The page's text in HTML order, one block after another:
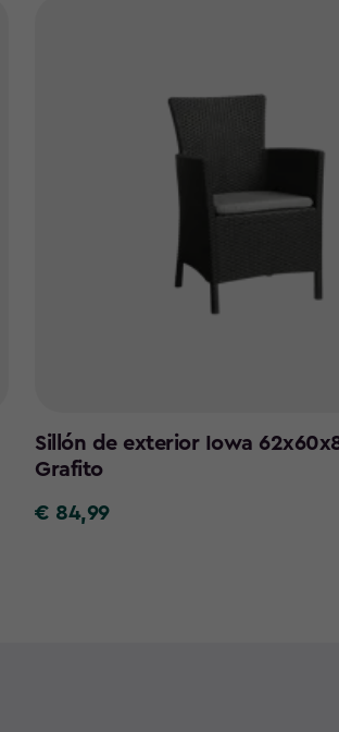
Sillón de exterior Iowa
Grafito
€
€ 84,99